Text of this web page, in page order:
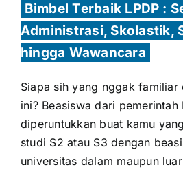
Bimbel Terbaik LPDP :
Administrasi, Skolastik,
hingga Wawancara
Siapa sih yang nggak familiar
ini? Beasiswa dari pemerintah
diperuntukkan buat kamu
studi S2 atau S3 dengan
universitas dalam maupun